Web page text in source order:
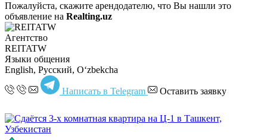
Пожалуйста, скажите арендодателю, что Вы нашли это
объявление на Realting.uz
Агентство
REITATW
Языки общения
English, Русский, Oʻzbekcha
Написать в Telegram Оставить заявку